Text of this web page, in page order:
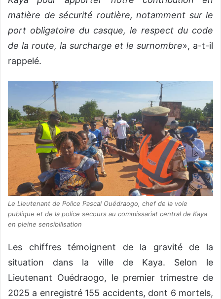
matière de sécurité routière, notamment sur le
port obligatoire du casque, le respect du code
de la route, la surcharge et le surnombre», a-t-il
rappelé.
Le Lieutenant de Police Pascal Ouédraogo, chef de la voie
publique et de la police secours au commissariat central de Kaya
en pleine sensibilisation
Les chiffres témoignent de la gravité de la
situation dans la ville de Kaya. Selon le
Lieutenant Ouédraogo, le premier trimestre de
2025 a enregistré 155 accidents, dont 6 mortels,